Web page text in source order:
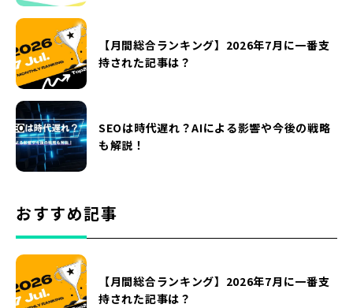
【月間総合ランキング】2026年7月に一番支
持された記事は？
SEOは時代遅れ？AIによる影響や今後の戦略
も解説！
おすすめ記事
【月間総合ランキング】2026年7月に一番支
持された記事は？